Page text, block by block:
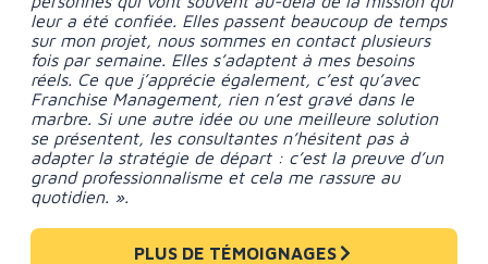
leur a été confiée. Elles passent beaucoup de temps
sur mon projet, nous sommes en contact plusieurs
fois par semaine. Elles s’adaptent à mes besoins
réels. Ce que j’apprécie également, c’est qu’avec
Franchise Management, rien n’est gravé dans le
marbre. Si une autre idée ou une meilleure solution
se présentent, les consultantes n’hésitent pas à
adapter la stratégie de départ : c’est la preuve d’un
grand professionnalisme et cela me rassure au
quotidien. ».
PLUS DE TÉMOIGNAGES